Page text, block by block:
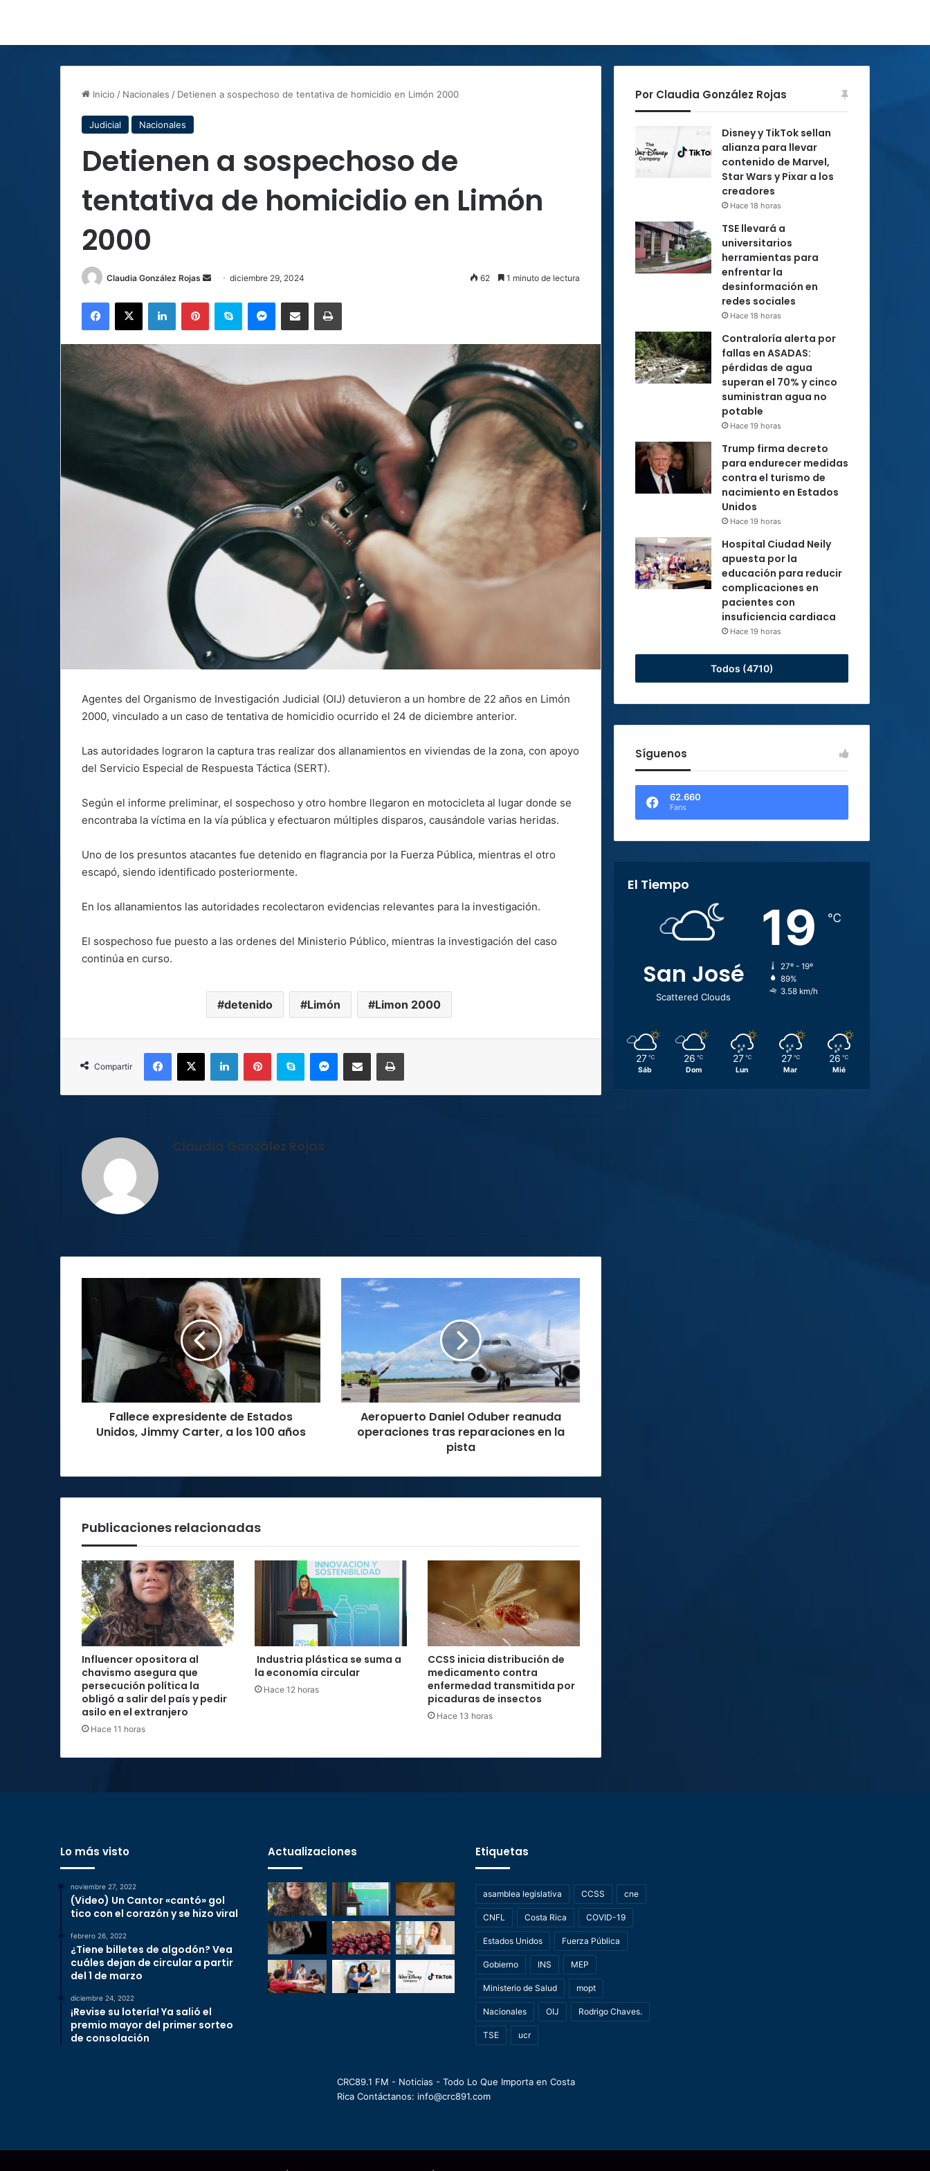
Inicio / Nacionales / Detienen a sospechoso de tentativa de homicidio en Limón 2000
Judicial Nacionales
Detienen a sospechoso de
tentativa de homicidio en Limón
2000
Claudia González Rojas
Send
email
diciembre 29, 2024 62 1 minuto de lectura
Facebook
X LinkedInPinterestSkype MessengerCompartir por correo electrónicoImprimir
Agentes del Organismo de Investigación Judicial (OIJ) detuvieron a un hombre de 22 años en Limón
2000, vinculado a un caso de tentativa de homicidio ocurrido el 24 de diciembre anterior.
Las autoridades lograron la captura tras realizar dos allanamientos en viviendas de la zona, con apoyo
del Servicio Especial de Respuesta Táctica (SERT).
Según el informe preliminar, el sospechoso y otro hombre llegaron en motocicleta al lugar donde se
encontraba la víctima en la vía pública y efectuaron múltiples disparos, causándole varias heridas.
Uno de los presuntos atacantes fue detenido en flagrancia por la Fuerza Pública, mientras el otro
escapó, siendo identificado posteriormente.
En los allanamientos las autoridades recolectaron evidencias relevantes para la investigación.
El sospechoso fue puesto a las ordenes del Ministerio Público, mientras la investigación del caso
continúa en curso.
detenido Limón Limon 2000
Compartir
Facebook
X LinkedInPinterestSkype MessengerCompartir por correo electrónicoImprimir
Claudia González Rojas
expresidente
Unidos,
Jimmy
Carter,
los
años
Fallece expresidente de Estados
Unidos, Jimmy Carter, a los 100 años
Aeropuerto
Daniel
Oduber
tras
reparaciones
en
la
Aeropuerto Daniel Oduber reanuda
operaciones tras reparaciones en la
pista
Publicaciones relacionadas
Influencer opositora al
chavismo asegura que
persecución política la
obligó a salir del país y pedir
asilo en el extranjero
Hace 11 horas
Industria plástica se suma a
la economía circular
Hace 12 horas
CCSS inicia distribución de
medicamento contra
enfermedad transmitida por
picaduras de insectos
Hace 13 horas
Por Claudia González Rojas
Disney y TikTok sellan
alianza para llevar
contenido de Marvel,
Star Wars y Pixar a los
creadores
Hace 18 horas
TSE llevará a
universitarios
herramientas para
enfrentar la
desinformación en
redes sociales
Hace 18 horas
Contraloría alerta por
fallas en ASADAS:
pérdidas de agua
superan el 70% y cinco
suministran agua no
potable
Hace 19 horas
Trump firma decreto
para endurecer medidas
contra el turismo de
nacimiento en Estados
Unidos
Hace 19 horas
Hospital Ciudad Neily
apuesta por la
educación para reducir
complicaciones en
pacientes con
insuficiencia cardiaca
Hace 19 horas
Todos (4710)
Síguenos
62.660
Fans
El Tiempo
San José
Scattered Clouds
19 ℃
27º - 19º
89%
3.58 km/h
27 ℃
Sáb
26 ℃
Dom
27 ℃
Lun
27 ℃
Mar
26 ℃
Mié
Lo más visto
noviembre 27, 2022
(Video) Un Cantor «cantó» gol
tico con el corazón y se hizo viral
febrero 26, 2022
¿Tiene billetes de algodón? Vea
cuáles dejan de circular a partir
del 1 de marzo
diciembre 24, 2022
¡Revise su lotería! Ya salió el
premio mayor del primer sorteo
de consolación
Actualizaciones Etiquetas
asamblea legislativa CCSS cne
CNFL Costa Rica COVID-19
Estados Unidos Fuerza Pública
Gobierno INS MEP
Ministerio de Salud mopt
Nacionales OIJ Rodrigo Chaves.
TSE ucr
CRC89.1 FM - Noticias - Todo Lo Que Importa en Costa
Rica Contáctanos: info@crc891.com